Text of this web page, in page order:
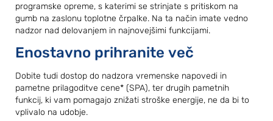
programske opreme, s katerimi se strinjate s pritiskom na
gumb na zaslonu toplotne črpalke. Na ta način imate vedno
nadzor nad delovanjem in najnovejšimi funkcijami.
Enostavno prihranite več
Dobite tudi dostop do nadzora vremenske napovedi in
pametne prilagoditve cene* (SPA), ter drugih pametnih
funkcij, ki vam pomagajo znižati stroške energije, ne da bi to
vplivalo na udobje.